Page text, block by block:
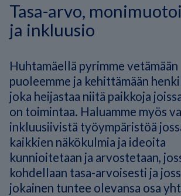
Tasa-arvo,
ja inkluusio
Huhtamäellä pyrimme vetämään
puoleemme ja kehittämään
joka heijastaa niitä paikkoja
on toimintaa. Haluamme myös
inkluusiivistä työympäristöä
kaikkien näkökulmia ja ideoita
kunnioitetaan ja arvostetaan,
kohdellaan tasa-arvoisesti ja
jokainen tuntee olevansa osa